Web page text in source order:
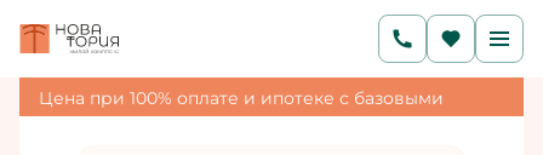
1-комнатная 5 653 080 руб.
5 087 772 руб.
Ипотекаот 17 139 руб./мес.
Цена при 100% оплате и ипотеке с базовыми
условиями